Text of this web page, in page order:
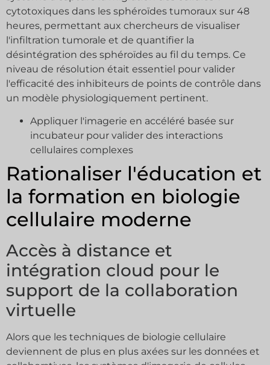
cytotoxiques dans les sphéroïdes tumoraux sur 48
heures, permettant aux chercheurs de visualiser
l'infiltration tumorale et de quantifier la
désintégration des sphéroïdes au fil du temps. Ce
niveau de résolution était essentiel pour valider
l'efficacité des inhibiteurs de points de contrôle dans
un modèle physiologiquement pertinent.
Appliquer l'imagerie en accéléré basée sur
incubateur pour valider des interactions
cellulaires complexes
Rationaliser l'éducation et
la formation en biologie
cellulaire moderne
Accès à distance et
intégration cloud pour le
support de la collaboration
virtuelle
Alors que les techniques de biologie cellulaire
deviennent de plus en plus axées sur les données et